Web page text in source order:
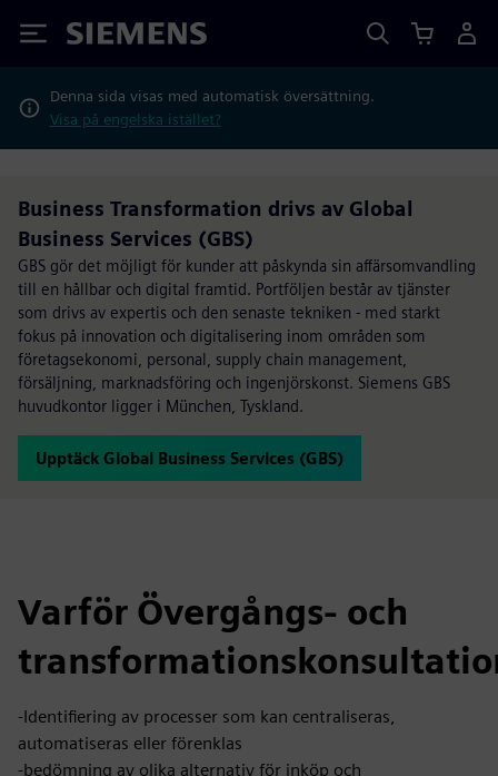
Siemens
Denna sida visas med automatisk översättning.
Visa på engelska istället?
Business Transformation drivs av Global
Business Services (GBS)
GBS gör det möjligt för kunder att påskynda sin affärsomvandling
till en hållbar och digital framtid. Portföljen består av tjänster
som drivs av expertis och den senaste tekniken - med starkt
fokus på innovation och digitalisering inom områden som
företagsekonomi, personal, supply chain management,
försäljning, marknadsföring och ingenjörskonst. Siemens GBS
huvudkontor ligger i München, Tyskland.
Upptäck Global Business Services (GBS)
Varför Övergångs- och
-Identifiering av processer som kan centraliseras,
automatiseras eller förenklas
-bedömning av olika alternativ för inköp och